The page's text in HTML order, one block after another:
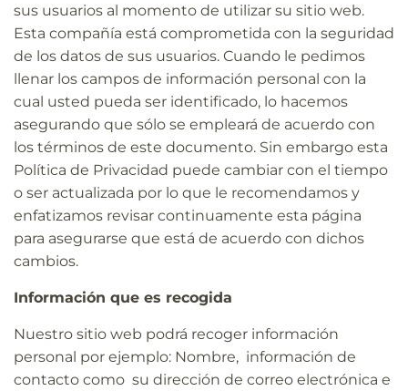
sus usuarios al momento de utilizar su sitio web.
Esta compañía está comprometida con la seguridad
de los datos de sus usuarios. Cuando le pedimos
llenar los campos de información personal con la
cual usted pueda ser identificado, lo hacemos
asegurando que sólo se empleará de acuerdo con
los términos de este documento. Sin embargo esta
Política de Privacidad puede cambiar con el tiempo
o ser actualizada por lo que le recomendamos y
enfatizamos revisar continuamente esta página
para asegurarse que está de acuerdo con dichos
cambios.
Información que es recogida
Nuestro sitio web podrá recoger información
personal por ejemplo: Nombre, información de
contacto como su dirección de correo electrónica e